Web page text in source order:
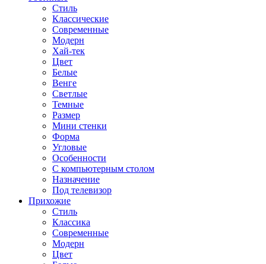
Стиль
Классические
Современные
Модерн
Хай-тек
Цвет
Белые
Венге
Светлые
Темные
Размер
Мини стенки
Форма
Угловые
Особенности
С компьютерным столом
Назначение
Под телевизор
Прихожие
Стиль
Классика
Современные
Модерн
Цвет